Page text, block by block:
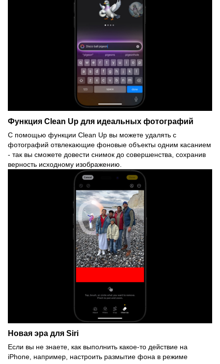
Функция Clean Up для идеальных фотографий
С помощью функции Clean Up вы можете удалять с
фотографий отвлекающие фоновые объекты одним касанием
- так вы сможете довести снимок до совершенства, сохранив
верность исходному изображению.
Новая эра для Siri
Если вы не знаете, как выполнить какое-то действие на
iPhone, например, настроить размытие фона в режиме